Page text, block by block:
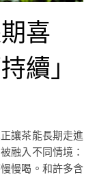
喜
續」
讓茶能長期走進
融入不同情境：
慢喝。和許多含